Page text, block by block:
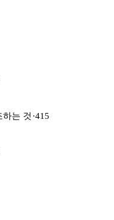
는 것·415